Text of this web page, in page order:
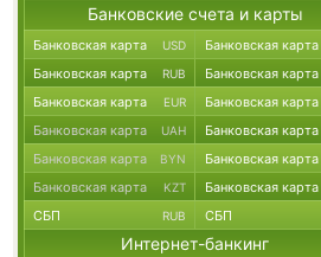
Банковские счета и карты
Банковская карта USD Банковская карта
Банковская карта RUB Банковская карта
Банковская карта EUR Банковская карта
Банковская карта UAH Банковская карта
Банковская карта BYN Банковская карта
Банковская карта KZT Банковская карта
СБП RUB СБП
Интернет-банкинг